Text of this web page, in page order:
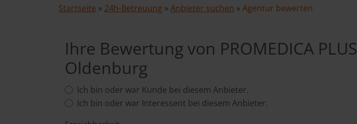
Startseite » 24h-Betreuung » Anbieter suchen » Agentur bewerten
Ihre Bewertung von PROMEDICA PLUS
Oldenburg
Ich bin oder war Kunde bei diesem Anbieter.
Ich bin oder war Interessent bei diesem Anbieter.